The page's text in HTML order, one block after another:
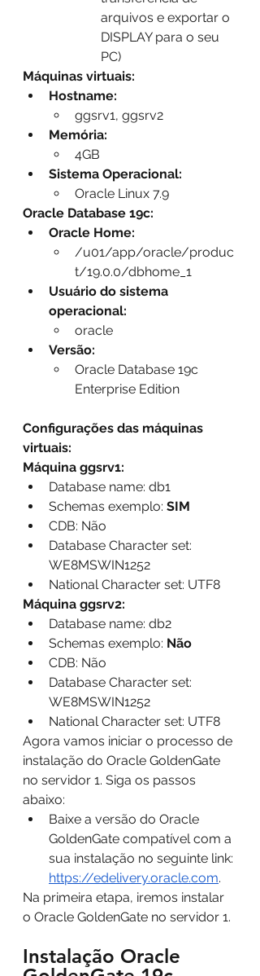
arquivos e exportar o
DISPLAY para o seu
PC)
Máquinas virtuais:
Hostname:
ggsrv1, ggsrv2
Memória:
4GB
Sistema Operacional:
Oracle Linux 7.9
Oracle Database 19c:
Oracle Home:
/u01/app/oracle/produc
t/19.0.0/dbhome_1
Usuário do sistema
operacional:
oracle
Versão:
Oracle Database 19c
Enterprise Edition
Configurações das máquinas
virtuais:
Máquina ggsrv1:
Database name: db1
Schemas exemplo: SIM
CDB: Não
Database Character set:
WE8MSWIN1252
National Character set: UTF8
Máquina ggsrv2:
Database name: db2
Schemas exemplo: Não
CDB: Não
Database Character set:
WE8MSWIN1252
National Character set: UTF8
Agora vamos iniciar o processo de
instalação do Oracle GoldenGate
no servidor 1. Siga os passos
abaixo:
Baixe a versão do Oracle
GoldenGate compatível com a
sua instalação no seguinte link:
https://edelivery.oracle.com.
Na primeira etapa, iremos instalar
o Oracle GoldenGate no servidor 1.
Instalação Oracle